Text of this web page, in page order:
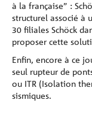
à la française” :
structurel associé à
30 filiales Schöck
proposer cette
Enfin, encore à ce
seul rupteur de
ou ITR (Isolation
sismiques.